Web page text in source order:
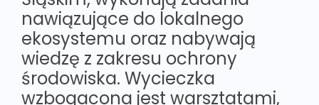
nawiązujące do lokalnego
ekosystemu oraz nabywają
wiedzę z zakresu ochrony
środowiska. Wycieczka
wzbogacona jest warsztatami,